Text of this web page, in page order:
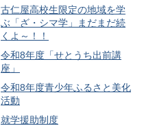
古仁屋高校生限定の地域を学
ぶ「ざ・シマ学」まだまだ続
くよ～！！
令和8年度「せとうち出前講
座」
令和8年度青少年ふるさと美化
活動
就学援助制度